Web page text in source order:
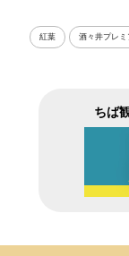
紅葉 酒々井プレミ
ちば